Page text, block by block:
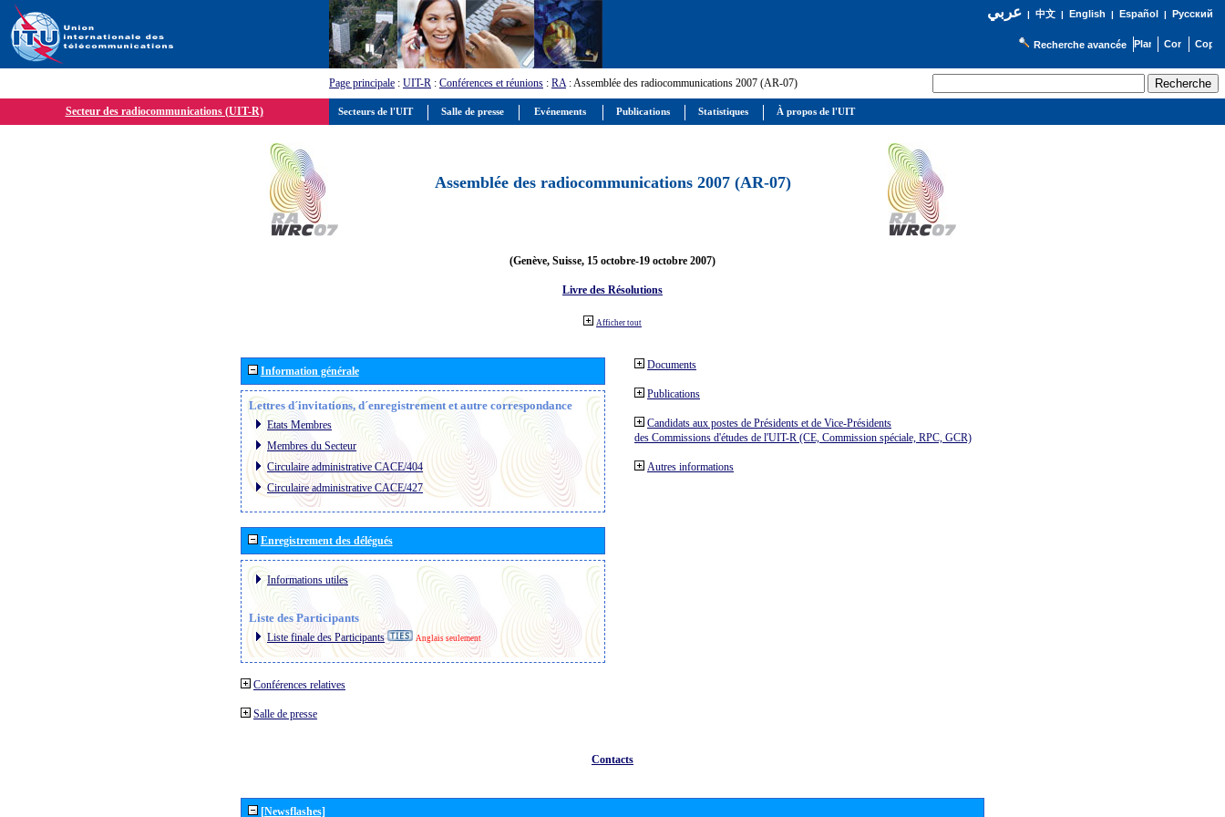
عربي| 中文| English | Español | Русский
Recherche avancée
Page principale : UIT-R : Conférences et réunions : RA: Assemblée des radiocommunications 2007 (AR-07)
Secteur des radiocommunications (UIT-R)
Assemblée des radiocommunications 2007 (AR-07)
(Genève, Suisse, 15 octobre-19 octobre 2007)
Livre des Résolutions
Afficher tout
Information générale
Lettres d´invitations, d´enregistrement et autre correspondance
Etats Membres
Membres du Secteur
Circulaire administrative CACE/404
Circulaire administrative CACE/427
Enregistrement des délégués
Informations utiles
Liste des Participants
Liste finale des Participants Anglais seulement
Conférences relatives
Salle de presse
Documents
Publications
Candidats aux postes de Présidents et de Vice-Présidents
des Commissions d'études de l'UIT-R (CE, Commission spéciale, RPC, GCR)
Autres informations
Contacts
[Newsflashes]
Secteurs de l'UIT Salle de presse Evénements Publications Statistiques À propos de l'UIT